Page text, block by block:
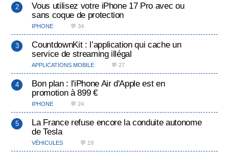
Vous utilisez votre iPhone 17 Pro avec ou
sans coque de protection
IPHONE 💬 34
CountdownKit : l’application qui cache un
service de streaming illégal
APPLICATIONS MOBILE 💬 27
Bon plan : l'iPhone Air d'Apple est en
promotion à 899 €
IPHONE 💬 24
La France refuse encore la conduite autonome
de Tesla
VÉHICULES 💬 19